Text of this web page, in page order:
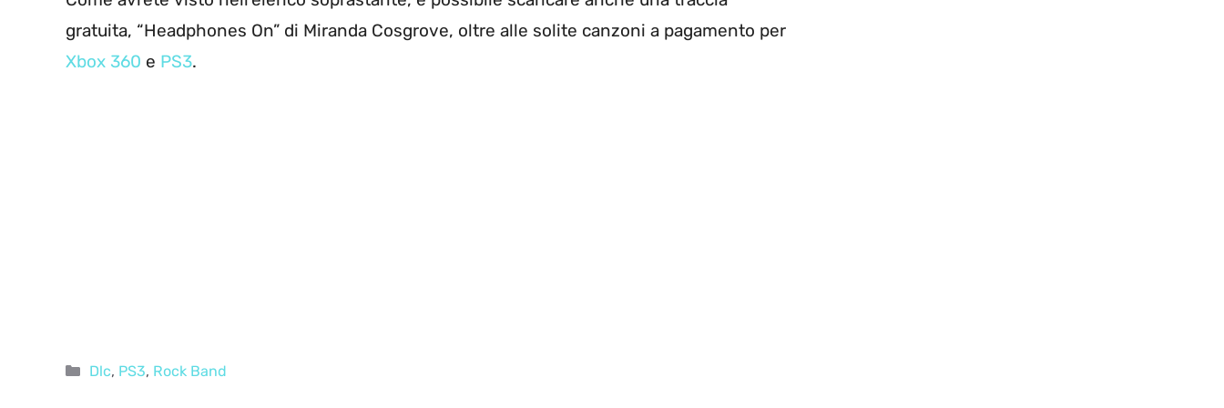
gratuita, “Headphones On” di Miranda Cosgrove, oltre alle solite canzoni a pagamento per
Xbox 360 e PS3.
Categorie
Dlc, PS3, Rock Band